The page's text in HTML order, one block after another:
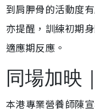
到肩胛骨的活動度
亦提醒，訓練初期
適應期反應。
同場加映
本港專業營養師陳